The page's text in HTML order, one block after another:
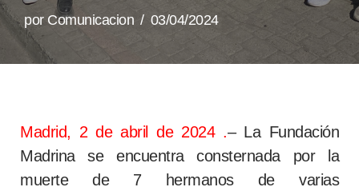
por Comunicacion 03/04/2024
Madrid, 2 de abril de 2024 .– La Fundación
Madrina se encuentra consternada por la
muerte de 7 hermanos de varias